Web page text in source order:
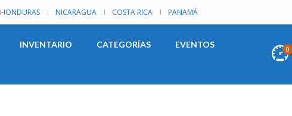
HONDURAS NICARAGUA COSTA RICA PANAMÁ
0
INVENTARIO CATEGORÍAS EVENTOS